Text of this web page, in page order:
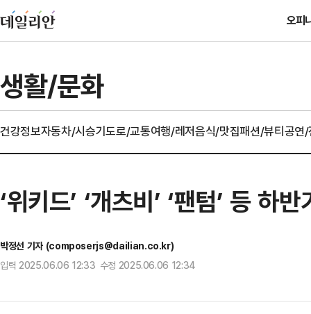
오피
생활/문화
건강정보자동차/시승기도로/교통여행/레저음식/맛집패션/뷰티공연
‘위키드’ ‘개츠비’ ‘팬텀’ 등
박정선 기자 (composerjs@dailian.co.kr)
입력 2025.06.06 12:33 수정 2025.06.06 12:34